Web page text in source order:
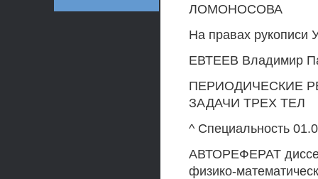
ЛОМОНОСОВА
На правах рукописи
ЕВТЕЕВ Владимир
ПЕРИОДИЧЕСКИЕ
ЗАДАЧИ ТРЕХ ТЕЛ
^ Специальность
АВТОРЕФЕРАТ
физико-